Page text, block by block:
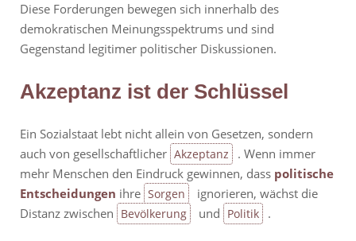
Diese Forderungen bewegen sich innerhalb des
demokratischen Meinungsspektrums und sind
Gegenstand legitimer politischer Diskussionen.
Akzeptanz ist der Schlüssel
Ein Sozialstaat lebt nicht allein von Gesetzen, sondern
auch von gesellschaftlicher Akzeptanz
. Wenn immer
mehr Menschen den Eindruck gewinnen, dass politische
Entscheidungen ihre Sorgen
ignorieren, wächst die
Distanz zwischen Bevölkerung und Politik .